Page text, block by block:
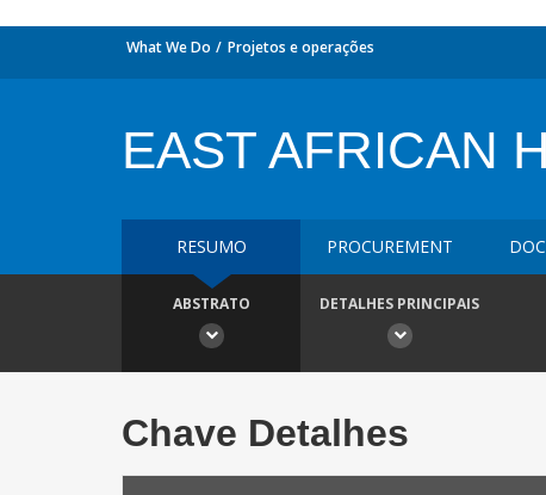
What We Do Projetos e operações
EAST AFRICAN
RESUMO PROCUREMENT
ABSTRATO DETALHES PRINCIPAIS
Chave Detalhes